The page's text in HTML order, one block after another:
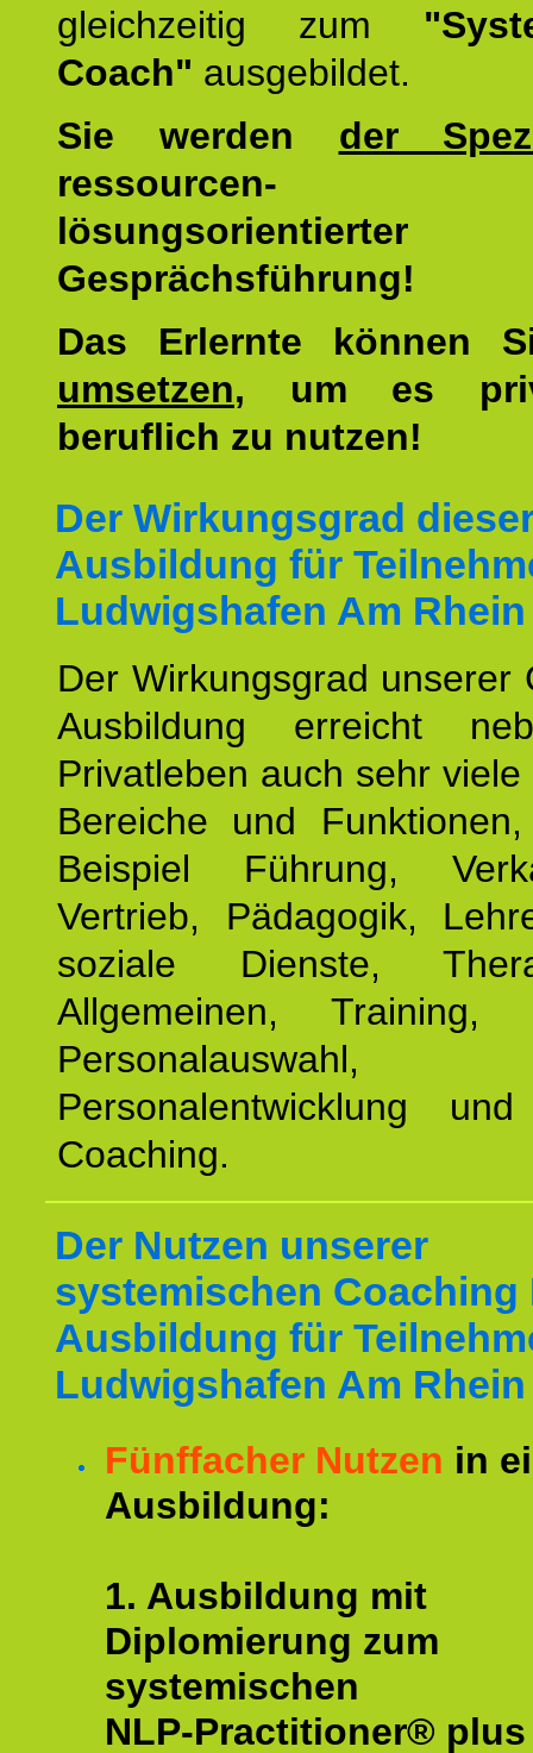
gleichzeitig zum
Coach" ausgebildet.
Sie werden der
lösungsorientierter
Gesprächsführung!
Das Erlernte können
umsetzen, um es
beruflich zu nutzen!
Der Wirkungsgrad
Ausbildung für
Ludwigshafen Am
Der Wirkungsgrad unserer
Ausbildung erreicht
Privatleben auch sehr
Bereiche und
Beispiel Führung,
Vertrieb, Pädagogik,
soziale Dienste,
Allgemeinen, Training,
Personalauswahl,
Personalentwicklung
Coaching.
Der Nutzen unserer
systemischen Coaching
Ausbildung für
Ludwigshafen Am
Fünffacher Nutzen in
Ausbildung:
1. Ausbildung mit
Diplomierung zum
systemischen
NLP-Practitioner® plus